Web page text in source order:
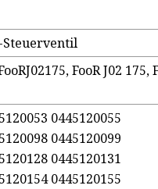
Steuerventil
FooR J02 175,
0445120055
0445120099
0445120131
0445120155